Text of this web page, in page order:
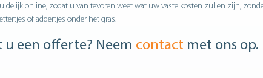
online, zodat u van tevoren weet wat uw vaste kosten zullen zijn,
of addertjes onder het gras.
een offerte? Neem contact met ons op.